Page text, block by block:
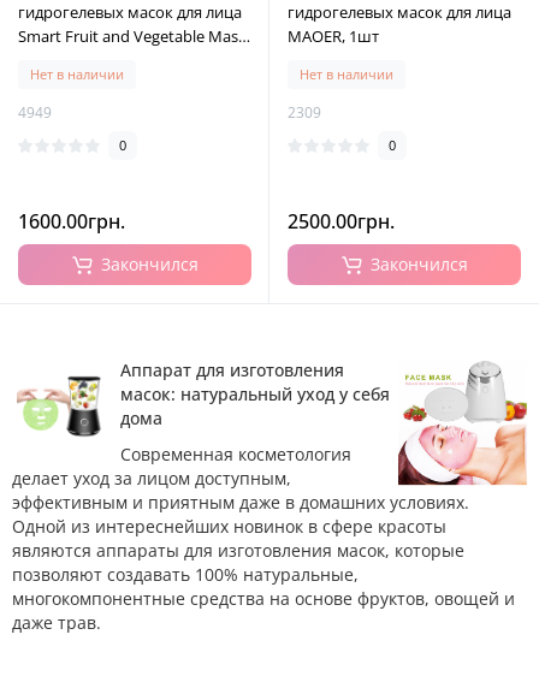
гидрогелевых масок для лица
Smart Fruit and Vegetable Mask
Нет в наличии
4949
0
1600.00грн.
Закончился
гидрогелевых масок для лица
MAOER, 1шт
Нет в наличии
2309
0
2500.00грн.
Закончился
Аппарат для изготовления
масок: натуральный уход у себя
дома
Современная косметология
делает уход за лицом доступным,
эффективным и приятным даже в домашних условиях.
Одной из интереснейших новинок в сфере красоты
являются аппараты для изготовления масок, которые
позволяют создавать 100% натуральные,
многокомпонентные средства на основе фруктов, овощей и
даже трав.